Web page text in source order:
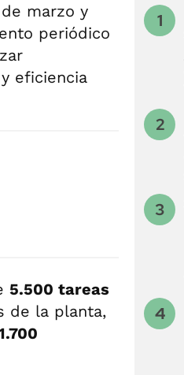
marzo y
periódico
eficiencia
5.500 tareas
de la planta,